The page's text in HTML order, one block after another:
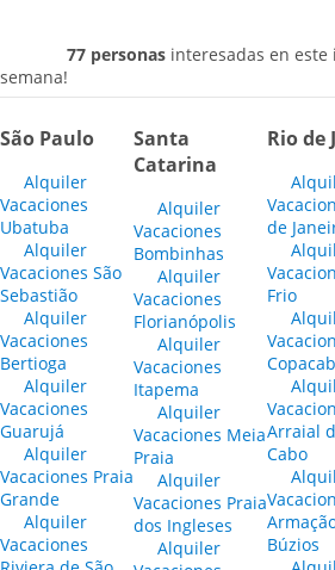
77 personas interesadas en
semana!
São Paulo
Alquiler
Vacaciones
Ubatuba
Alquiler
Vacaciones São
Sebastião
Alquiler
Vacaciones
Bertioga
Alquiler
Vacaciones
Guarujá
Alquiler
Vacaciones Praia
Grande
Alquiler
Vacaciones
Santa
Catarina
Alquiler
Vacaciones
Bombinhas
Alquiler
Vacaciones
Florianópolis
Alquiler
Vacaciones
Itapema
Alquiler
Vacaciones Meia
Praia
Alquiler
Vacaciones Praia
dos Ingleses
Alquiler
Rio de
de
Frio
Arraial
Cabo
Búzios